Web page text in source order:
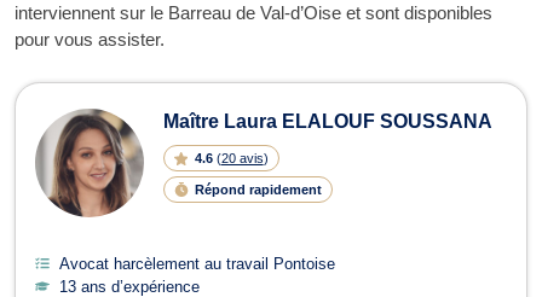
interviennent sur le Barreau de Val-d’Oise et sont disponibles
pour vous assister.
Avocats en harcèlement au travail à
Maître Laura ELALOUF SOUSSANA
4.6 (20 avis)
Répond rapidement
Avocat harcèlement au travail Pontoise
13 ans d’expérience